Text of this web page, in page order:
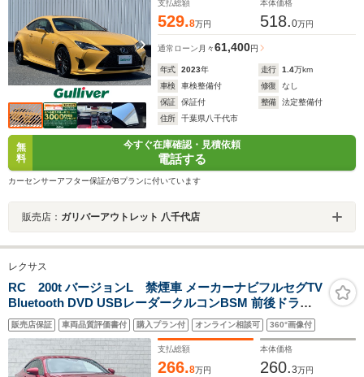
支払総額
529.8万円
本体価格
518.0万円
通常ローン 月々61,400円
年式 2023年 走行 1.4万km
車検
車検整備付 修復
なし
保証
保証付 整備
法定整備付
住所
千葉県八千代市
無
料
今すぐ在庫確認・見積依頼
電話する
カーセンサーアフター保証がBプランに付いています
販売店： ガリバーアウトレット 八千代店
レクサス
RC 200t バージョンL 禁煙車 メーカーナビフルセグTV
Bluetooth DVD USBレーダークルコンBSM 前後ドラレ
コ バックカメラ サンルーフ 前席シートヒーターベンチレ
ーションステアリングヒーター運転席シートメモリー
販売店保証 車両品質評価書付 購入プラン付 オンライン相談可 360°画像付
支払総額
266.8万円
本体価格
260.3万円